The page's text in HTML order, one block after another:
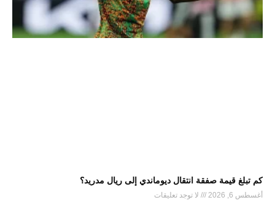
كم تبلغ قيمة صفقة انتقال ديوماندي إلى ريال مدريد؟
أغسطس 6, 2026 لا توجد تعليقات